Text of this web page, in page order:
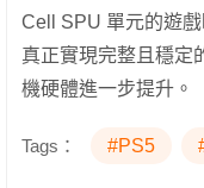
Cell SPU 單元的遊
真正實現完整且穩定
機硬體進一步提升。
Tags： #PS5